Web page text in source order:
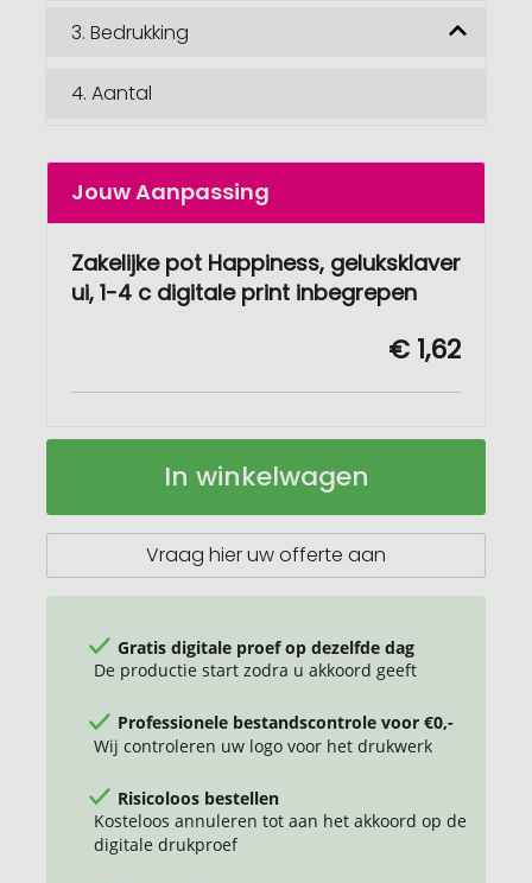
3. Bedrukking
4. Aantal
Jouw Aanpassing
Zakelijke pot Happiness, geluksklaver
ui, 1-4 c digitale print inbegrepen
€ 1,62
Zakelijke
Op
In winkelwagen
Vraag hier uw offerte aan
Gratis digitale proef op dezelfde dag
De productie start zodra u akkoord geeft
Professionele bestandscontrole voor €0,-
Wij controleren uw logo voor het drukwerk
Risicoloos bestellen
Kosteloos annuleren tot aan het akkoord op de
digitale drukproef